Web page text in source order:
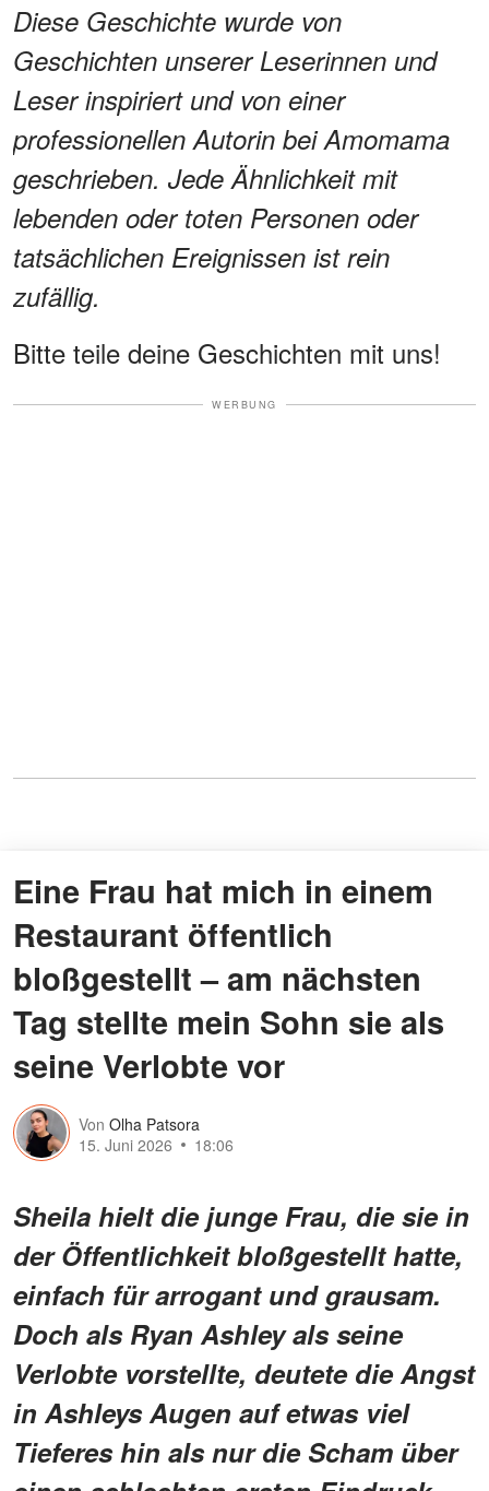
Diese Geschichte wurde von
Geschichten unserer Leserinnen und
Leser inspiriert und von einer
professionellen Autorin bei Amomama
geschrieben. Jede Ähnlichkeit mit
lebenden oder toten Personen oder
tatsächlichen Ereignissen ist rein
zufällig.
Bitte teile deine Geschichten mit uns!
WERBUNG
Eine Frau hat mich in einem
Restaurant öffentlich
bloßgestellt – am nächsten
Tag stellte mein Sohn sie als
seine Verlobte vor
Von Olha Patsora
15. Juni 2026
18:06
Sheila hielt die junge Frau, die sie in
der Öffentlichkeit bloßgestellt hatte,
einfach für arrogant und grausam.
Doch als Ryan Ashley als seine
Verlobte vorstellte, deutete die Angst
in Ashleys Augen auf etwas viel
Tieferes hin als nur die Scham über